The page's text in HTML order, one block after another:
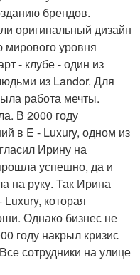
брендов.
оригинальный дизайн
мирового уровня
- клубе - один из
из Landor. Для
работа мечты.
В 2000 году
в E - Luxury, одном из
Ирину на
успешно, да и
на руку. Так Ирина
которая
Однако бизнес не
году накрыл кризис
сотрудники на улице